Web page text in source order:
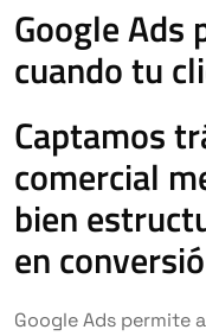
Google Ads
cuando tu
Captamos
comercial
bien
en
Google Ads permite